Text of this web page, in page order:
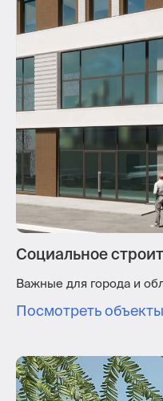
Социальное
Важные для города и
Посмотреть объекты